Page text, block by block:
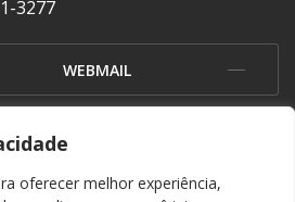
oferecer melhor experiência,
3277
WEBMAIL
OUVIDORIA